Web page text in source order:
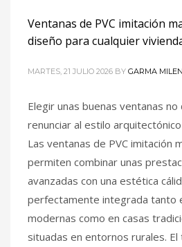
Ventanas de PVC imitación
diseño para cualquier
MARTES, 21 JULIO 2026 BY GARMA
Elegir unas buenas ventanas
renunciar al estilo
Las ventanas de PVC imitación
permiten combinar unas
avanzadas con una estética
perfectamente integrada tanto
modernas como en casas
situadas en entornos rurales.